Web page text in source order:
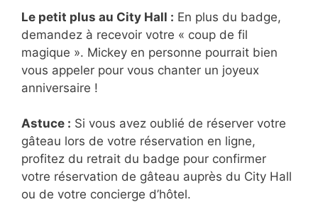
Le petit plus au City Hall : En plus du badge,
demandez à recevoir votre « coup de fil
magique ». Mickey en personne pourrait bien
vous appeler pour vous chanter un joyeux
anniversaire !
Astuce : Si vous avez oublié de réserver votre
gâteau lors de votre réservation en ligne,
profitez du retrait du badge pour confirmer
votre réservation de gâteau auprès du City Hall
ou de votre concierge d’hôtel.